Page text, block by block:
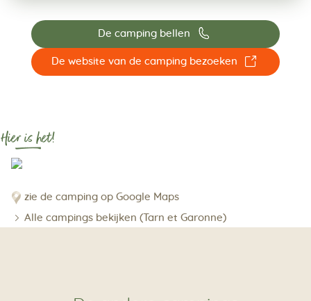
De camping bellen 📞
De website van de camping bezoeken ☐
Hier is het!
zie de camping op Google Maps
Alle campings bekijken (Tarn et Garonne)